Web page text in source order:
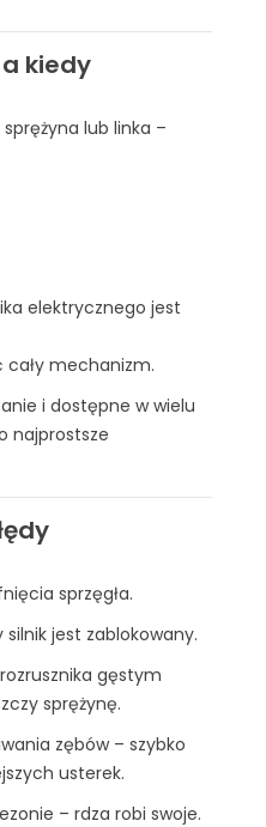
kiedy
lub linka –
elektrycznego jest
mechanizm.
i dostępne w wielu
najprostsze
sprzęgła.
silnik jest zablokowany.
gęstym
sprężynę.
zębów – szybko
usterek.
– rdza robi swoje.